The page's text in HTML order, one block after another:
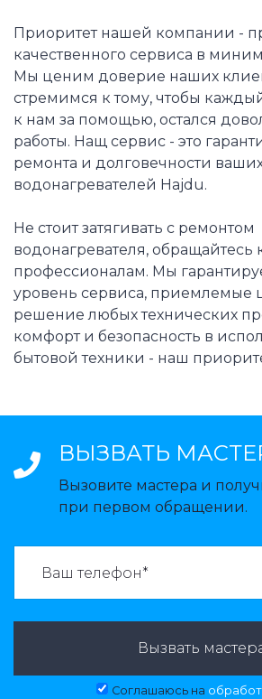
Приоритет нашей компании -
качественного сервиса в
Мы ценим доверие наших
стремимся к тому, чтобы
к нам за помощью, остался
работы. Нащ сервис - это
ремонта и долговечности
водонагревателей Hajdu.
Не стоит затягивать с ремонтом
водонагревателя, обращайтесь
профессионалам. Мы
уровень сервиса, приемлемые
решение любых технических
комфорт и безопасность в
бытовой техники - наш
ВЫЗВАТЬ
Вызовите мастера и
при первом обращении.
Вызвать
Соглашаюсь на